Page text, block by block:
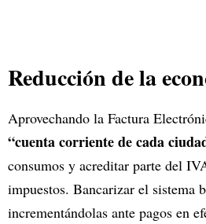
Reducción de la
Aprovechando la Factura
“cuenta corriente de cada
consumos y acreditar parte del
impuestos. Bancarizar el sistema
incrementándolas ante pagos en